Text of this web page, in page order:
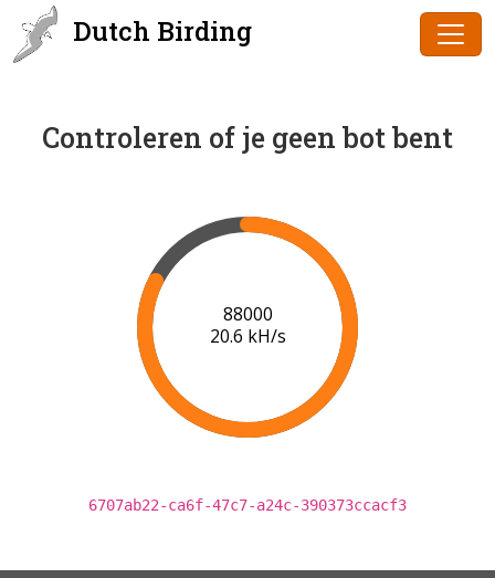
Dutch Birding
Controleren of je geen bot bent
89000
20.6 kH/s
6707ab22-ca6f-47c7-a24c-390373ccacf3